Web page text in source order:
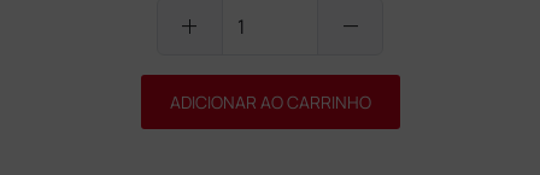
add remove
ADICIONAR AO CARRINHO